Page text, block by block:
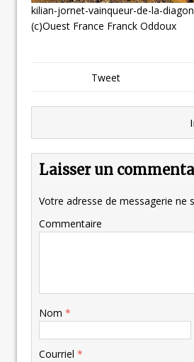
kilian-jornet-vainqueur-de-la-
(c)Ouest France Franck Oddoux
Tweet
Laisser un
Votre adresse de messagerie ne
Commentaire
Nom *
Courriel *